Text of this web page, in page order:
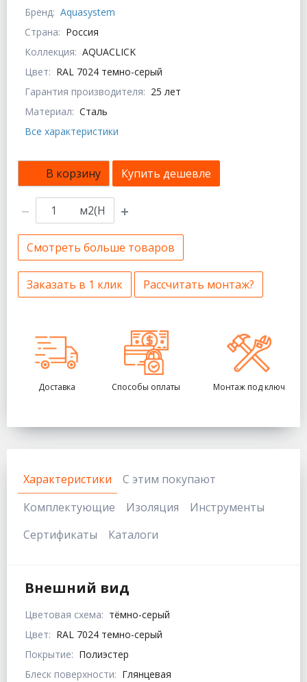
Бренд: Aquasystem
Страна: Россия
Коллекция: AQUACLICK
Цвет: RAL 7024 темно-серый
Гарантия производителя: 25 лет
Материал: Сталь
Все характеристики
В корзину Купить дешевле
м2(Н
Смотреть больше товаров
Заказать в 1 клик Рассчитать монтаж?
Доставка Способы оплаты Монтаж под ключ
Характеристики
С этим покупают
Комплектующие
Изоляция
Инструменты
Сертификаты
Каталоги
Внешний вид
Цветовая схема: тёмно-серый
Цвет: RAL 7024 темно-серый
Покрытие: Полиэстер
Блеск поверхности: Глянцевая